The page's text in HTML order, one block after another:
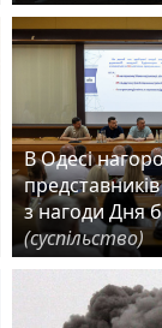
В Одесі
представників
з нагоди Дня
(суспільство)